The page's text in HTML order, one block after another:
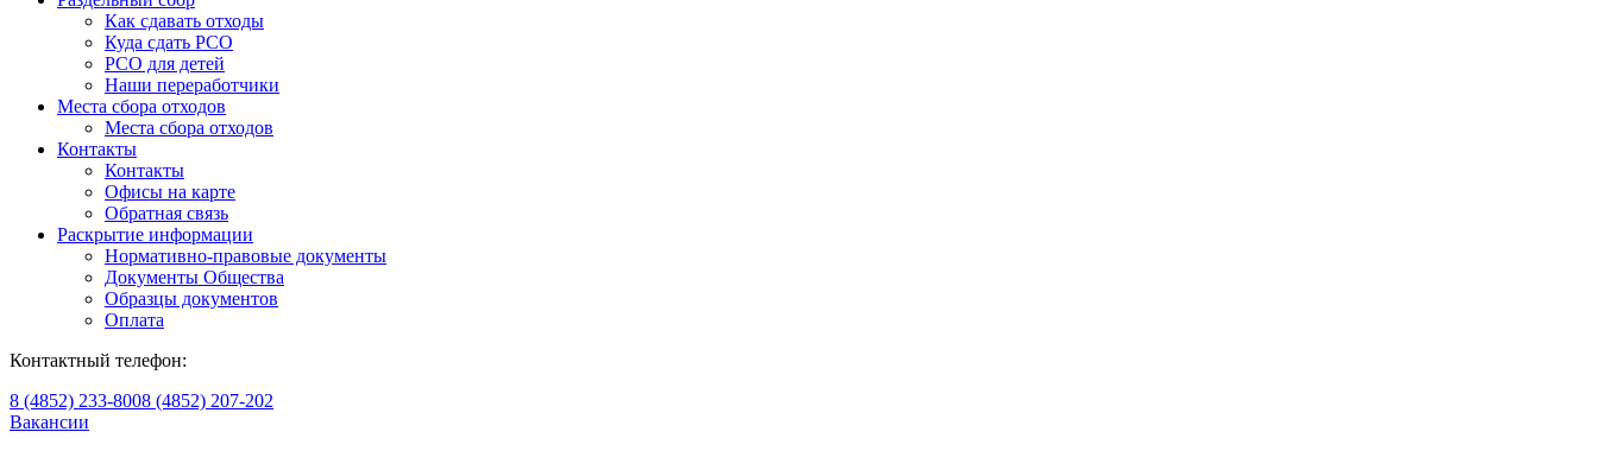
Как сдавать отходы
Куда сдать РСО
РСО для детей
Наши переработчики
Места сбора отходов
Места сбора отходов
Контакты
Контакты
Офисы на карте
Обратная связь
Раскрытие информации
Нормативно-правовые документы
Документы Общества
Образцы документов
Оплата
Контактный телефон:
8 (4852) 233-8008 (4852) 207-202
Вакансии